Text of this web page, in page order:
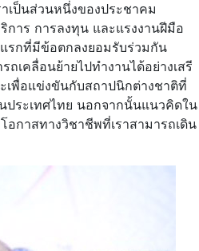
เป็นส่วนหนึ่งของประชาคม
การ การลงทุน และแรงงานฝีมือ
แรกที่มีข้อตกลงยอมรับร่วมกัน
เคลื่อนย้ายไปทำงานได้อย่างเสรี
พื่อแข่งขันกับสถาปนิกต่างชาติที่
ระเทศไทย นอกจากนั้นแนวคิดใน
อกาสทางวิชาชีพที่เราสามารถเดิน